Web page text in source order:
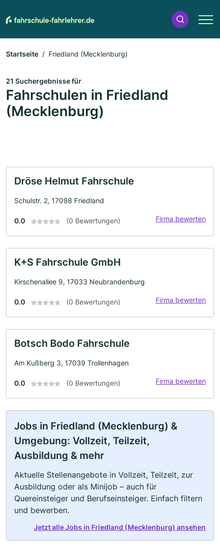
Startseite Friedland (Mecklenburg)
21 Suchergebnisse für
Fahrschulen in Friedland
(Mecklenburg)
Dröse Helmut Fahrschule
Schulstr. 2, 17098 Friedland
0.0 (0 Bewertungen) Firma bewerten
K+S Fahrschule GmbH
Kirschenallee 9, 17033 Neubrandenburg
0.0 (0 Bewertungen) Firma bewerten
Botsch Bodo Fahrschule
Am Kußberg 3, 17039 Trollenhagen
0.0 (0 Bewertungen) Firma bewerten
Jobs in Friedland (Mecklenburg) &
Umgebung: Vollzeit, Teilzeit,
Ausbildung & mehr
Aktuelle Stellenangebote in Vollzeit, Teilzeit, zur
Ausbildung oder als Minijob – auch für
Quereinsteiger und Berufseinsteiger. Einfach filtern
und bewerben.
Jetzt alle Jobs in Friedland (Mecklenburg) ansehen